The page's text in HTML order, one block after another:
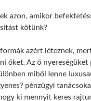
azon, amikor
kötünk?
azért léteznek,
őket. Az ő nyereségüket
miből lenne
pénzügyi
ki mennyit keres